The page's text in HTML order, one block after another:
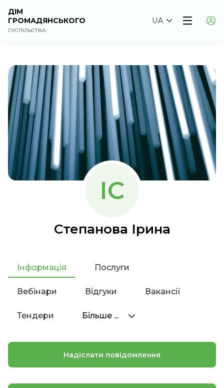
ДІМ
ГРОМАДЯНСЬКОГО
СУСПІЛЬСТВА
UA
ІС
Степанова Ірина
Інформація Послуги
Вебінари Відгуки Вакансії
Тендери Більше ...
Надіслати повідомлення